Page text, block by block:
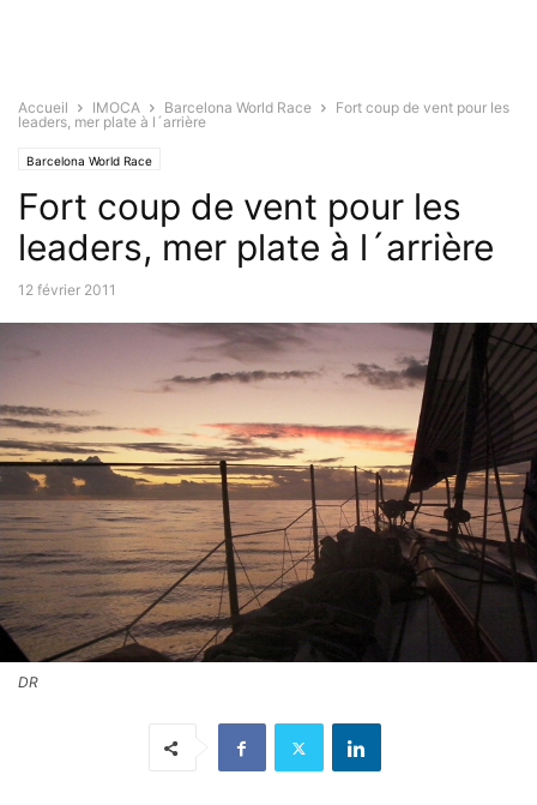
Accueil IMOCA Barcelona World Race
Fort coup de vent pour les
leaders, mer plate à l´arrière
Barcelona World Race
Fort coup de vent pour les
leaders, mer plate à l´arrière
12 février 2011
DR